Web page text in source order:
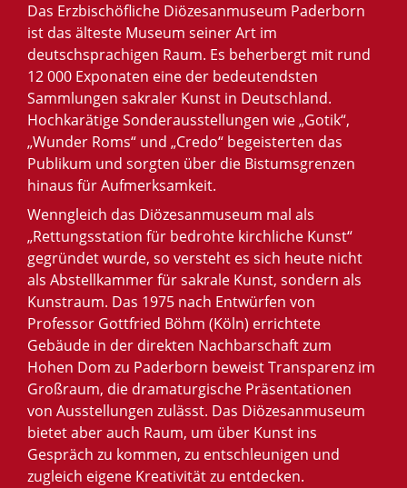
Das Erzbischöfliche Diözesanmuseum Paderborn
ist das älteste Museum seiner Art im
deutschsprachigen Raum. Es beherbergt mit rund
12 000 Exponaten eine der bedeutendsten
Sammlungen sakraler Kunst in Deutschland.
Hochkarätige Sonderausstellungen wie „Gotik“,
„Wunder Roms“ und „Credo“ begeisterten das
Publikum und sorgten über die Bistumsgrenzen
hinaus für Aufmerksamkeit.
Wenngleich das Diözesanmuseum mal als
„Rettungsstation für bedrohte kirchliche Kunst“
gegründet wurde, so versteht es sich heute nicht
als Abstellkammer für sakrale Kunst, sondern als
Kunstraum. Das 1975 nach Entwürfen von
Professor Gottfried Böhm (Köln) errichtete
Gebäude in der direkten Nachbarschaft zum
Hohen Dom zu Paderborn beweist Transparenz im
Großraum, die dramaturgische Präsentationen
von Ausstellungen zulässt. Das Diözesanmuseum
bietet aber auch Raum, um über Kunst ins
Gespräch zu kommen, zu entschleunigen und
zugleich eigene Kreativität zu entdecken.